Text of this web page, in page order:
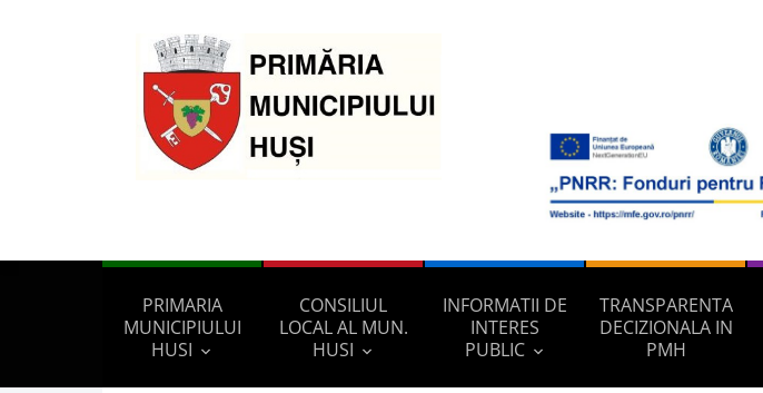
PRIMARIA
MUNICIPIULUI
HUSI
CONSILIUL
LOCAL AL MUN.
HUSI
INFORMATII DE
INTERES
PUBLIC
TRANSPARENTA
DECIZIONALA IN
PMH